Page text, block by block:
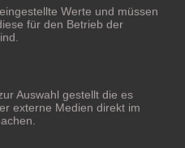
Werte und müssen
für den Betrieb der
Auswahl gestellt die es
externe Medien direkt im